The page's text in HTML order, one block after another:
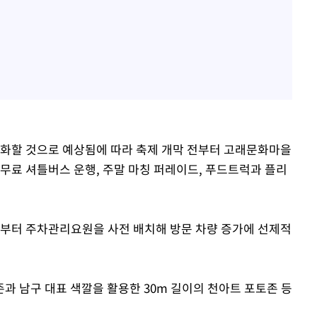
할 것으로 예상됨에 따라 축제 개막 전부터 고래문화마을
료 셔틀버스 운행, 주말 마칭 퍼레이드, 푸드트럭과 플리
터 주차관리요원을 사전 배치해 방문 차량 증가에 선제적
남구 대표 색깔을 활용한 30m 길이의 천아트 포토존 등